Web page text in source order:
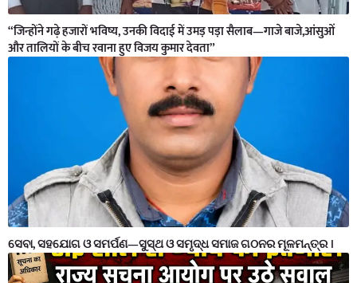
“जिन्होंने गढ़े हजारों भविष्य, उनकी विदाई में उमड़ पड़ा सैलाब—गाजे बाजे,आंसुओं
और तालियों के बीच रवाना हुए विजय कुमार देवता”
ସେବା, ସହଯୋଗ ଓ ସମର୍ପଣ—ସୁସ୍ଥ ଓ ସମୃଦ୍ଧ ସମାଜ ଗଠନର ମୂଳମନ୍ତ୍ର ।